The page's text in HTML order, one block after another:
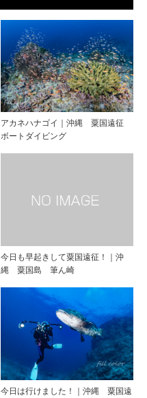
アカネハナゴイ｜沖縄 粟国遠征
ボートダイビング
今日も早起きして粟国遠征！｜沖
縄 粟国島 筆ん崎
今日は行けました！｜沖縄 粟国遠